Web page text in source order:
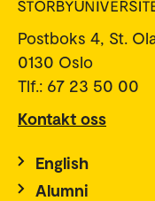
Postboks 4, St.
0130 Oslo
Tlf.: 67 23 50 00
Kontakt oss
English
Alumni